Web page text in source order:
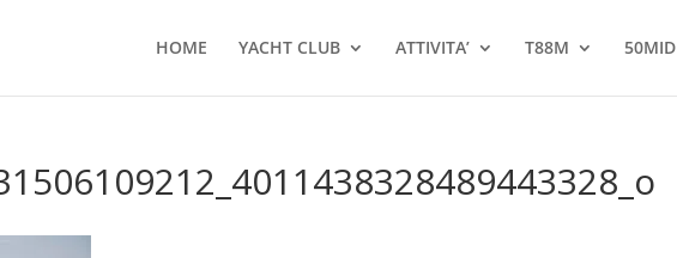
HOME YACHT CLUB ATTIVITA’ T88M 50MID